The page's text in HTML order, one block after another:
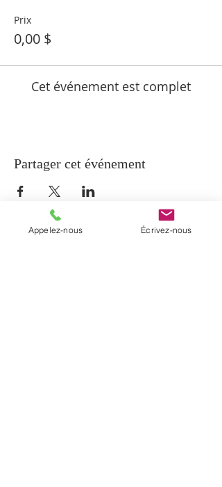
Prix
0,00 $
Cet événement est complet
Partager cet événement
Appelez-nous Écrivez-nous